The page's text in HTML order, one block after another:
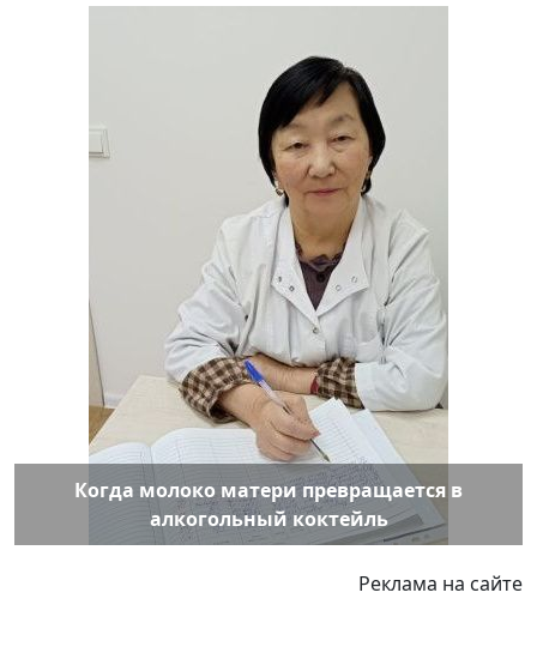
Когда молоко матери превращается в
алкогольный коктейль
Реклама на сайте